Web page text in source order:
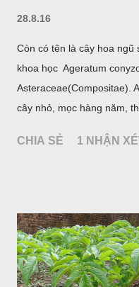
28.8.16
Còn có tên là cây hoa ngũ
khoa học Ageratum
Asteraceae(Compositae).
cây nhỏ, mọc hàng năm,
đối hình trứng hay 3
CHIA SẺ 1 NHẬN